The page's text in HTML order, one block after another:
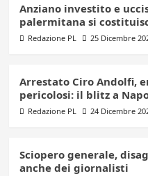
Anziano investito e
palermitana si
Redazione PL 25 Dicembre
Arrestato Ciro Andolfi,
pericolosi: il blitz a
Redazione PL 24 Dicembre
Sciopero generale,
anche dei giornalisti